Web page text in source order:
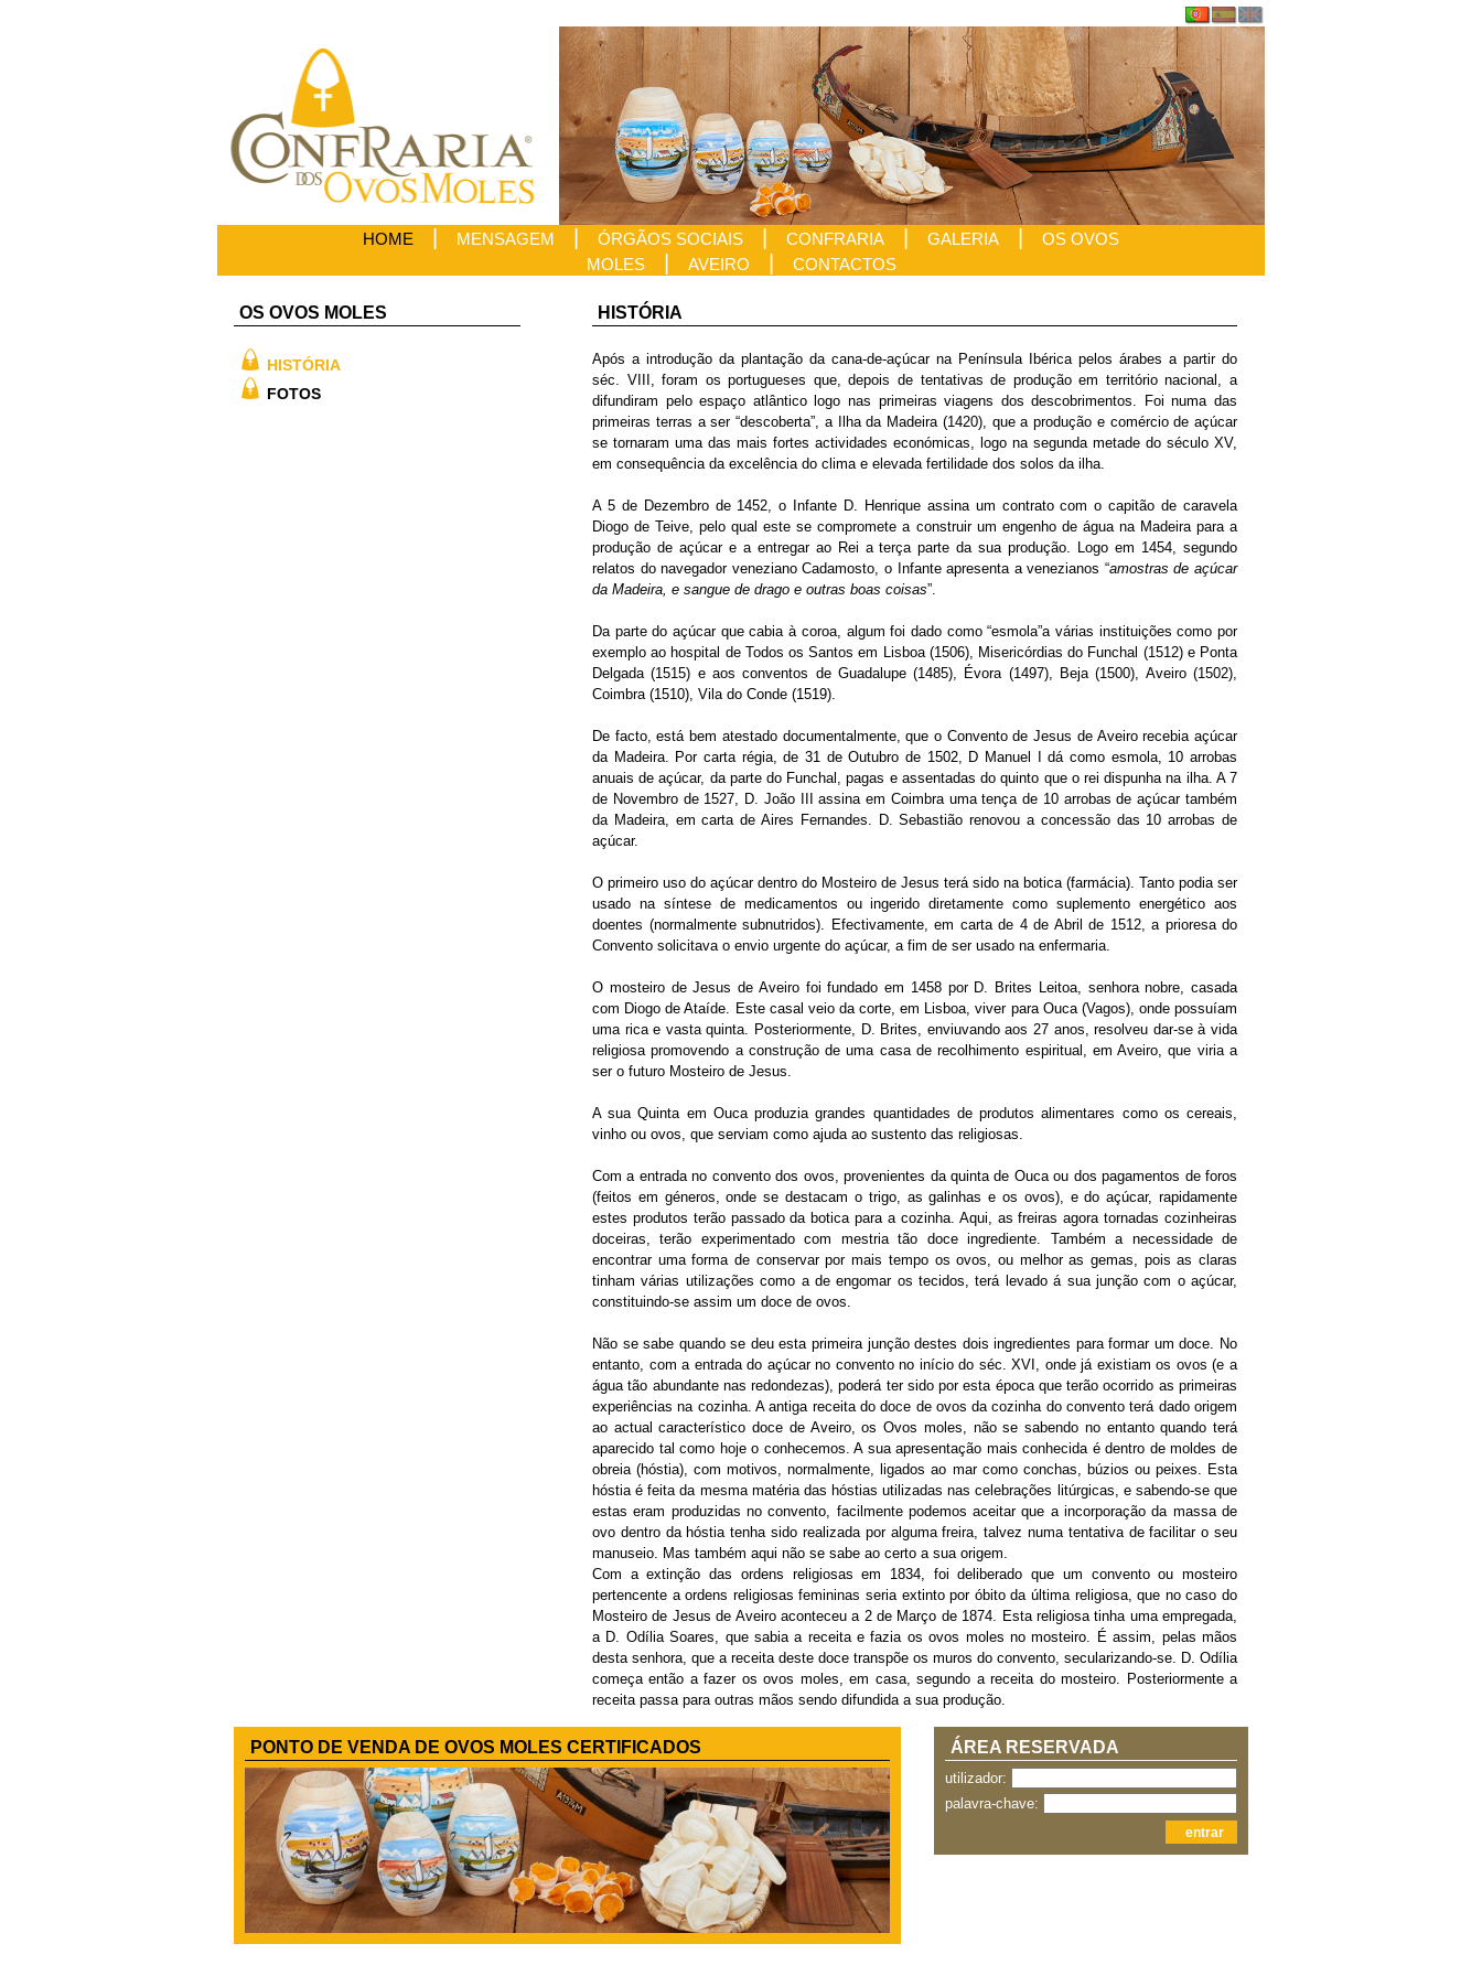
HOME MENSAGEM ÓRGÃOS SOCIAIS CONFRARIA GALERIA
OS OVOS
MOLES
AVEIRO CONTACTOS
OS OVOS MOLES
HISTÓRIA
FOTOS
HISTÓRIA
Após a introdução da plantação da cana-de-açúcar na Península Ibérica pelos árabes a partir do
séc. VIII, foram os portugueses que, depois de tentativas de produção em território nacional, a
difundiram pelo espaço atlântico logo nas primeiras viagens dos descobrimentos. Foi numa das
primeiras terras a ser “descoberta”, a Ilha da Madeira (1420), que a produção e comércio de açúcar
se tornaram uma das mais fortes actividades económicas, logo na segunda metade do século XV,
em consequência da excelência do clima e elevada fertilidade dos solos da ilha.
A 5 de Dezembro de 1452, o Infante D. Henrique assina um contrato com o capitão de caravela
Diogo de Teive, pelo qual este se compromete a construir um engenho de água na Madeira para a
produção de açúcar e a entregar ao Rei a terça parte da sua produção. Logo em 1454, segundo
relatos do navegador veneziano Cadamosto, o Infante apresenta a venezianos “amostras de açúcar
da Madeira, e sangue de drago e outras boas coisas”.
Da parte do açúcar que cabia à coroa, algum foi dado como “esmola”a várias instituições como por
exemplo ao hospital de Todos os Santos em Lisboa (1506), Misericórdias do Funchal (1512) e Ponta
Delgada (1515) e aos conventos de Guadalupe (1485), Évora (1497), Beja (1500), Aveiro (1502),
Coimbra (1510), Vila do Conde (1519).
De facto, está bem atestado documentalmente, que o Convento de Jesus de Aveiro recebia açúcar
da Madeira. Por carta régia, de 31 de Outubro de 1502, D Manuel I dá como esmola, 10 arrobas
anuais de açúcar, da parte do Funchal, pagas e assentadas do quinto que o rei dispunha na ilha. A 7
de Novembro de 1527, D. João III assina em Coimbra uma tença de 10 arrobas de açúcar também
da Madeira, em carta de Aires Fernandes. D. Sebastião renovou a concessão das 10 arrobas de
açúcar.
O primeiro uso do açúcar dentro do Mosteiro de Jesus terá sido na botica (farmácia). Tanto podia ser
usado na síntese de medicamentos ou ingerido diretamente como suplemento energético aos
doentes (normalmente subnutridos). Efectivamente, em carta de 4 de Abril de 1512, a prioresa do
Convento solicitava o envio urgente do açúcar, a fim de ser usado na enfermaria.
O mosteiro de Jesus de Aveiro foi fundado em 1458 por D. Brites Leitoa, senhora nobre, casada
com Diogo de Ataíde. Este casal veio da corte, em Lisboa, viver para Ouca (Vagos), onde possuíam
uma rica e vasta quinta. Posteriormente, D. Brites, enviuvando aos 27 anos, resolveu dar-se à vida
religiosa promovendo a construção de uma casa de recolhimento espiritual, em Aveiro, que viria a
ser o futuro Mosteiro de Jesus.
A sua Quinta em Ouca produzia grandes quantidades de produtos alimentares como os cereais,
vinho ou ovos, que serviam como ajuda ao sustento das religiosas.
Com a entrada no convento dos ovos, provenientes da quinta de Ouca ou dos pagamentos de foros
(feitos em géneros, onde se destacam o trigo, as galinhas e os ovos), e do açúcar, rapidamente
estes produtos terão passado da botica para a cozinha. Aqui, as freiras agora tornadas cozinheiras
doceiras, terão experimentado com mestria tão doce ingrediente. Também a necessidade de
encontrar uma forma de conservar por mais tempo os ovos, ou melhor as gemas, pois as claras
tinham várias utilizações como a de engomar os tecidos, terá levado á sua junção com o açúcar,
constituindo-se assim um doce de ovos.
Não se sabe quando se deu esta primeira junção destes dois ingredientes para formar um doce. No
entanto, com a entrada do açúcar no convento no início do séc. XVI, onde já existiam os ovos (e a
água tão abundante nas redondezas), poderá ter sido por esta época que terão ocorrido as primeiras
experiências na cozinha. A antiga receita do doce de ovos da cozinha do convento terá dado origem
ao actual característico doce de Aveiro, os Ovos moles, não se sabendo no entanto quando terá
aparecido tal como hoje o conhecemos. A sua apresentação mais conhecida é dentro de moldes de
obreia (hóstia), com motivos, normalmente, ligados ao mar como conchas, búzios ou peixes. Esta
hóstia é feita da mesma matéria das hóstias utilizadas nas celebrações litúrgicas, e sabendo-se que
estas eram produzidas no convento, facilmente podemos aceitar que a incorporação da massa de
ovo dentro da hóstia tenha sido realizada por alguma freira, talvez numa tentativa de facilitar o seu
manuseio. Mas também aqui não se sabe ao certo a sua origem.
Com a extinção das ordens religiosas em 1834, foi deliberado que um convento ou mosteiro
pertencente a ordens religiosas femininas seria extinto por óbito da última religiosa, que no caso do
Mosteiro de Jesus de Aveiro aconteceu a 2 de Março de 1874. Esta religiosa tinha uma empregada,
a D. Odília Soares, que sabia a receita e fazia os ovos moles no mosteiro. É assim, pelas mãos
desta senhora, que a receita deste doce transpõe os muros do convento, secularizando-se. D. Odília
começa então a fazer os ovos moles, em casa, segundo a receita do mosteiro. Posteriormente a
receita passa para outras mãos sendo difundida a sua produção.
PONTO DE VENDA DE OVOS MOLES CERTIFICADOS ÁREA RESERVADA
utilizador:
palavra-chave: